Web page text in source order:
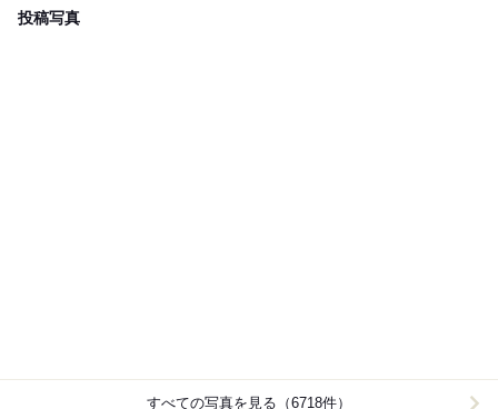
投稿写真
すべての写真を見る（6718件）